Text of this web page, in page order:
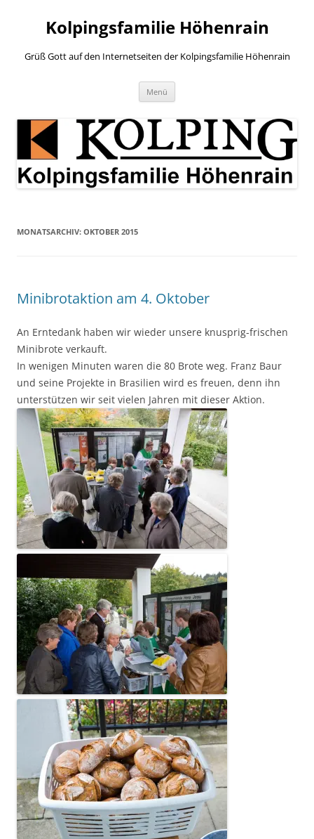
springenKolpingsfamilie Höhenrain
Grüß Gott auf den Internetseiten der Kolpingsfamilie Höhenrain
Menü
MONATSARCHIV: OKTOBER 2015
Minibrotaktion am 4. Oktober
An Erntedank haben wir wieder unsere knusprig-frischen
Minibrote verkauft.
In wenigen Minuten waren die 80 Brote weg. Franz Baur
und seine Projekte in Brasilien wird es freuen, denn ihn
unterstützen wir seit vielen Jahren mit dieser Aktion.